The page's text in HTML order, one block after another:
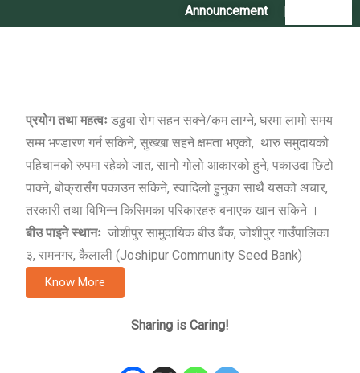
Announcement|
प्रयोग तथा महत्वः डढुवा रोग सहन सक्ने/कम लाग्ने, घरमा लामो समय
सम्म भण्डारण गर्न सकिने, सुख्खा सहने क्षमता भएको, थारु समुदायको
पहिचानको रुपमा रहेको जात, सानो गोलो आकारको हुने, पकाउदा छिटो
पाक्ने, बोक्रासँग पकाउन सकिने, स्वादिलो हुनुका साथै यसको अचार,
तरकारी तथा विभिन्न किसिमका परिकारहरु बनाएक खान सकिने ।
बीउ पाइने स्थानः जोशीपुर सामुदायिक बीउ बैंक, जोशीपुर गाउँपालिका
३, रामनगर, कैलाली (Joshipur Community Seed Bank)
Know More
Sharing is Caring!